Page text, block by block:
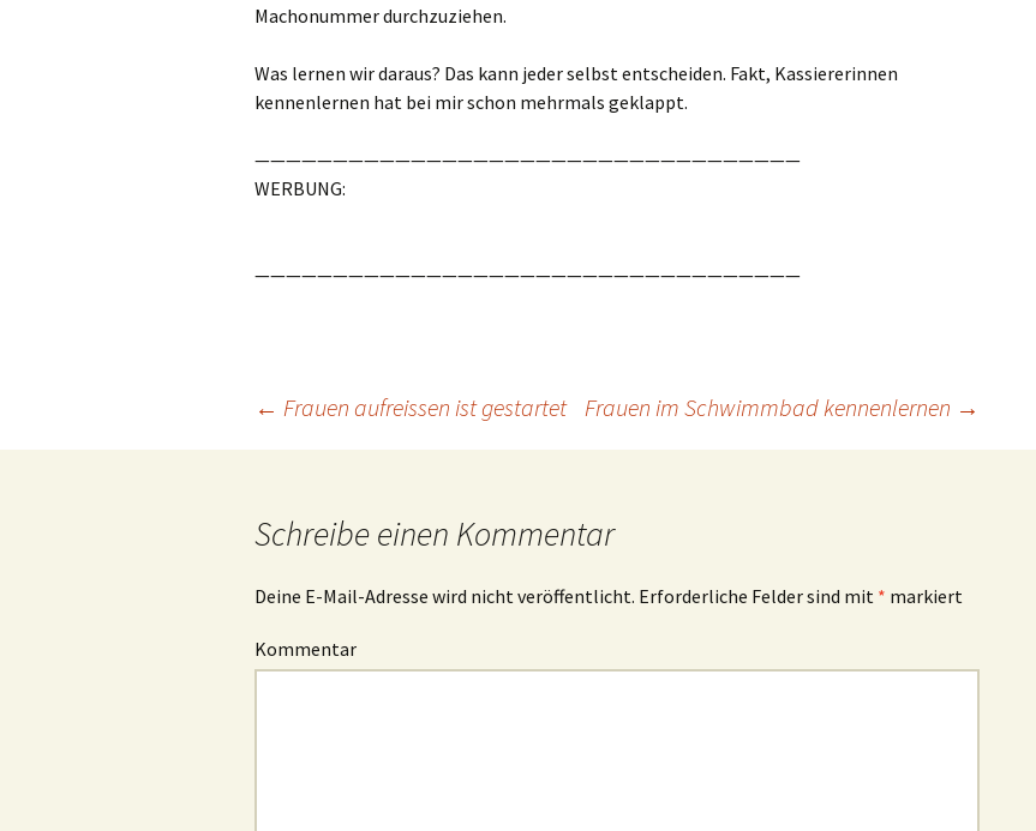
Machonummer durchzuziehen.
Was lernen wir daraus? Das kann jeder selbst entscheiden. Fakt, Kassiererinnen
kennenlernen hat bei mir schon mehrmals geklappt.
———————————————————————————————————
WERBUNG:
———————————————————————————————————
Beitragsnavigation
← Frauen aufreissen ist gestartet Frauen im Schwimmbad kennenlernen →
Schreibe einen Kommentar
Deine E-Mail-Adresse wird nicht veröffentlicht. Erforderliche Felder sind mit * markiert
Kommentar